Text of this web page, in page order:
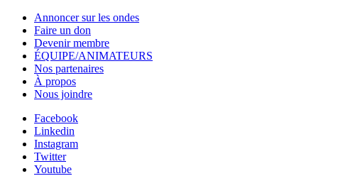
Annoncer sur les ondes
Faire un don
Devenir membre
ÉQUIPE/ANIMATEURS
Nos partenaires
À propos
Nous joindre
Facebook
Linkedin
Instagram
Twitter
Youtube